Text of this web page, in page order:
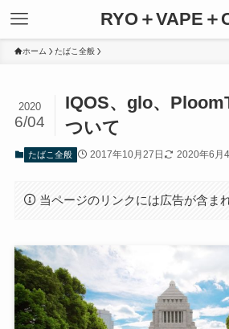
RYO＋VAPE＋
ホーム たばこ全般
IQOS、glo、
ついて
2020
6/04
たばこ全般 2017年10月27日 2020年6月
当ページのリンクには広告が含ま